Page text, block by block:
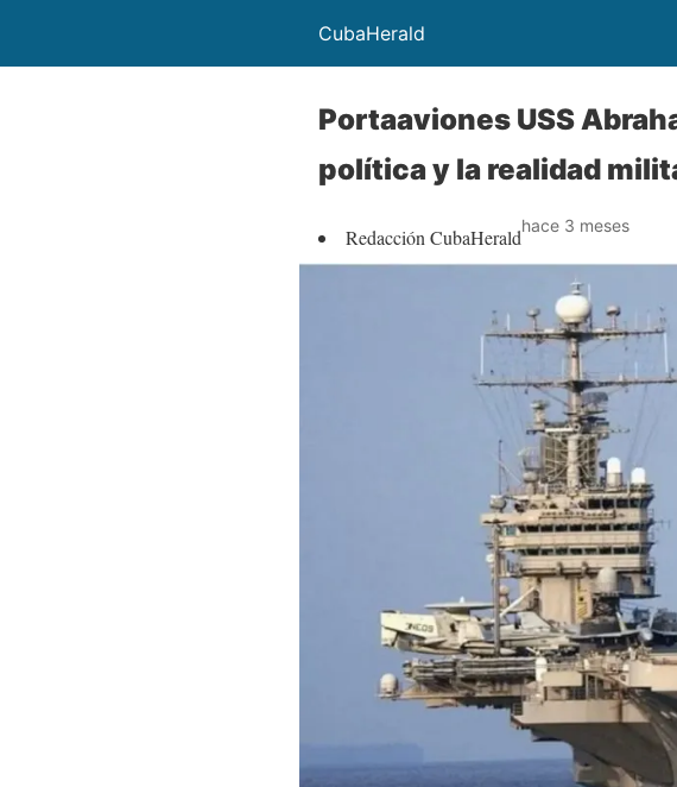
CubaHerald
Portaaviones USS
política y la realidad
Redacción CubaHeraldhace 3 meses